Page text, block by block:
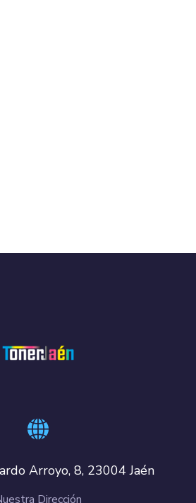
Arroyo, 8, 23004 Jaén
Dirección